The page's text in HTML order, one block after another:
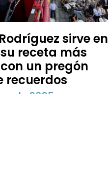
sirve en
receta más
un pregón
recuerdos
de 2025